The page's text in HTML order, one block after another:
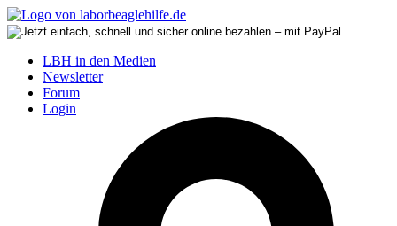
LBH in den Medien
Newsletter
Forum
Login